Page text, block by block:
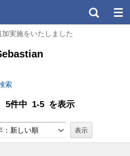
実施をいたしました
索
5件中 1-5 を表示
：新しい順